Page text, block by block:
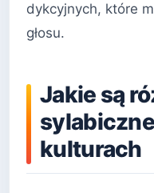
dykcyjnych, które
głosu.
Jakie są
kulturach